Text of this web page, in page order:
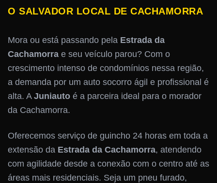
O SALVADOR LOCAL DE CACHAMORRA
Mora ou está passando pela Estrada da
Cachamorra e seu veículo parou? Com o
crescimento intenso de condomínios nessa região,
a demanda por um auto socorro ágil e profissional é
alta. A Juniauto é a parceira ideal para o morador
da Cachamorra.
Oferecemos serviço de guincho 24 horas em toda a
extensão da Estrada da Cachamorra, atendendo
com agilidade desde a conexão com o centro até as
áreas mais residenciais. Seja um pneu furado,